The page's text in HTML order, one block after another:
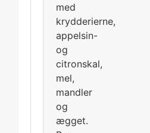
med
krydderierne,
appelsin-
og
citronskal,
mel,
mandler
og
ægget.